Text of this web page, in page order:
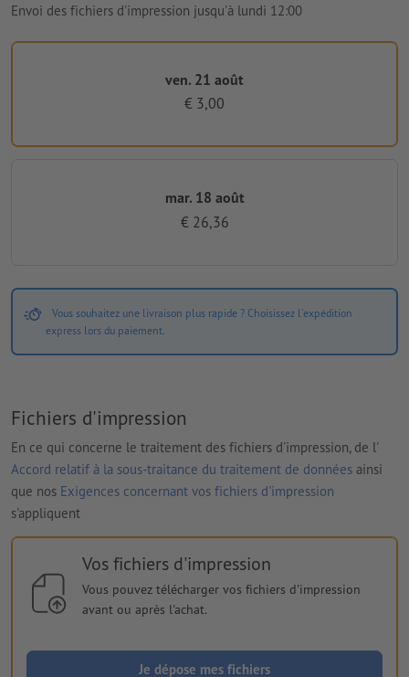
Envoi des fichiers d'impression jusqu'à lundi 12:00
ven. 21 août
€ 3,00
mar. 18 août
€ 26,36
Vous souhaitez une livraison plus rapide ? Choisissez l'expédition
express lors du paiement.
Fichiers d'impression
En ce qui concerne le traitement des fichiers d'impression, de l'
Accord relatif à la sous-traitance du traitement de données ainsi
que nos Exigences concernant vos fichiers d'impression
s'appliquent
Vos fichiers d'impression
Vous pouvez télécharger vos fichiers d'impression
avant ou après l'achat.
Je dépose mes fichiers